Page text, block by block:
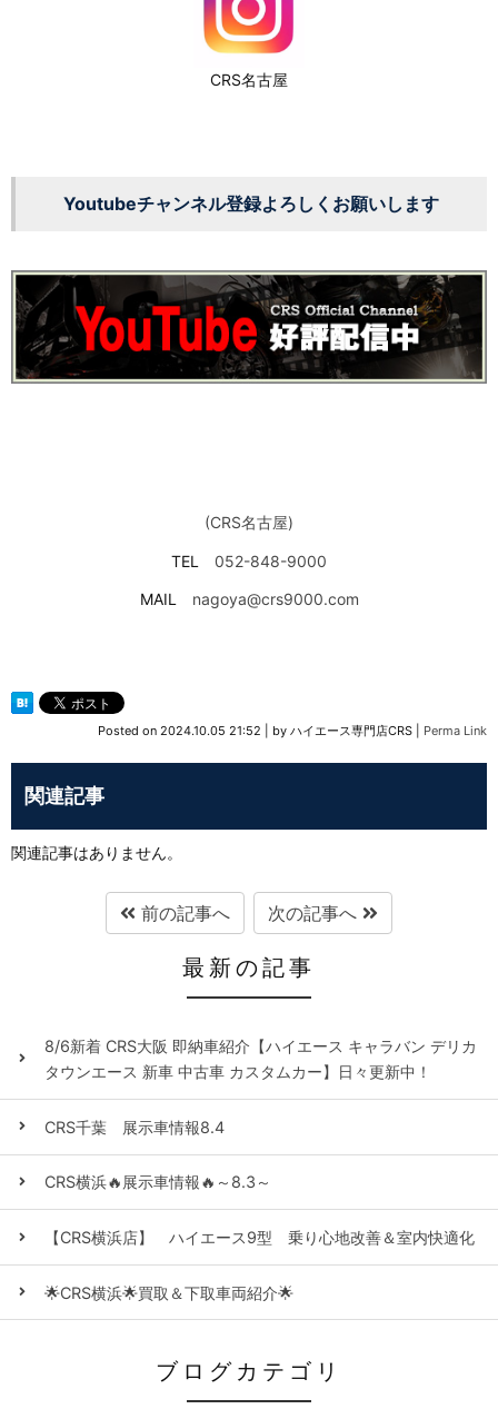
CRS名古屋
Youtubeチャンネル登録よろしくお願いします
(CRS名古屋)
TEL 052-848-9000
MAIL nagoya@crs9000.com
Posted on 2024.10.05 21:52 by ハイエース専門店CRS Perma Link
関連記事
関連記事はありません。
前の記事へ 次の記事へ
最新の記事
8/6新着 CRS大阪 即納車紹介【ハイエース キャラバン デリカ
タウンエース 新車 中古車 カスタムカー】日々更新中！
CRS千葉 展示車情報8.4
CRS横浜🔥展示車情報🔥～8.3～
【CRS横浜店】 ハイエース9型 乗り心地改善＆室内快適化
🌟CRS横浜🌟買取＆下取車両紹介🌟
ブログカテゴリ